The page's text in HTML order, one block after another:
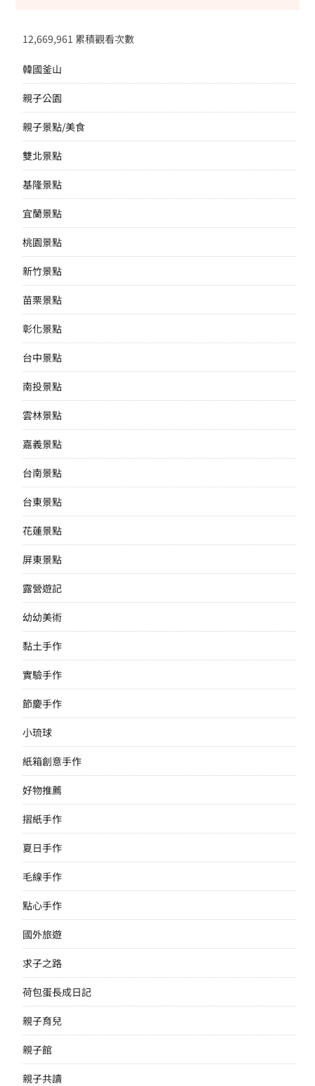
12,669,961 累積觀看次數
韓國釜山
親子公園
親子景點/美食
雙北景點
基隆景點
宜蘭景點
桃園景點
新竹景點
苗栗景點
彰化景點
台中景點
南投景點
雲林景點
嘉義景點
台南景點
台東景點
花蓮景點
屏東景點
露營遊記
幼幼美術
黏土手作
實驗手作
節慶手作
小琉球
紙箱創意手作
好物推薦
摺紙手作
夏日手作
毛線手作
點心手作
國外旅遊
求子之路
荷包蛋長成日記
親子育兒
親子館
親子共讀